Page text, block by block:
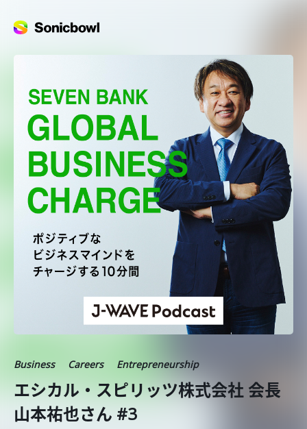
Business Careers Entrepreneurship
エシカル・スピリッツ株式会社 会長
山本祐也さん #3